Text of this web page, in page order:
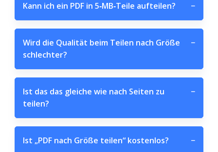
Kann ich ein PDF in 5‑MB‑Teile aufteilen? −
Wird die Qualität beim Teilen nach Größe
schlechter?
−
Ist das das gleiche wie nach Seiten zu
teilen?
−
Ist „PDF nach Größe teilen“ kostenlos? −